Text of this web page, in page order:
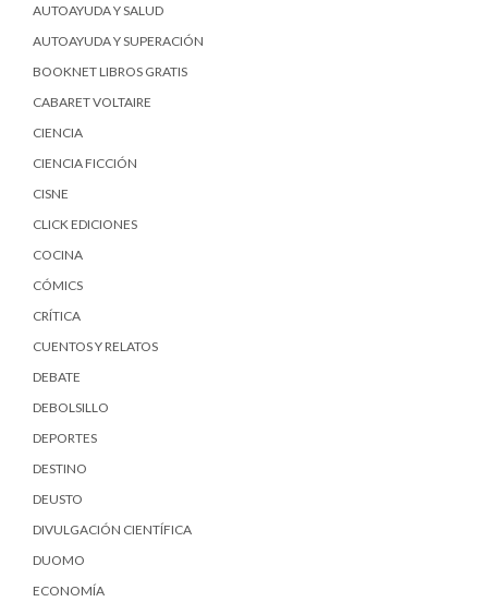
AUTOAYUDA Y SALUD
AUTOAYUDA Y SUPERACIÓN
BOOKNET LIBROS GRATIS
CABARET VOLTAIRE
CIENCIA
CIENCIA FICCIÓN
CISNE
CLICK EDICIONES
COCINA
CÓMICS
CRÍTICA
CUENTOS Y RELATOS
DEBATE
DEBOLSILLO
DEPORTES
DESTINO
DEUSTO
DIVULGACIÓN CIENTÍFICA
DUOMO
ECONOMÍA